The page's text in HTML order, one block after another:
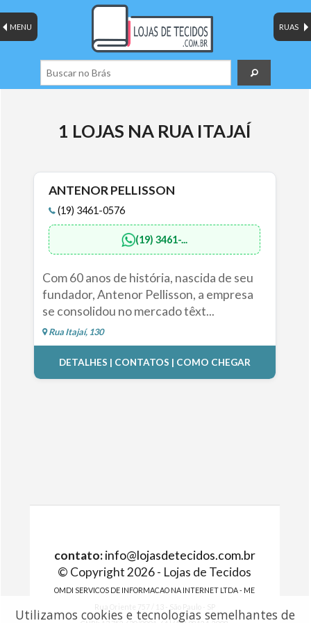
RUAS
MENU
1 LOJAS NA RUA ITAJAÍ
ANTENOR PELLISSON
(19) 3461-0576
(19) 3461-...
Com 60 anos de história, nascida de seu
fundador, Antenor Pellisson, a empresa
se consolidou no mercado têxt...
Rua Itajaí, 130
DETALHES | CONTATOS | COMO CHEGAR
contato: info@lojasdetecidos.com.br
© Copyright 2026 - Lojas de Tecidos
OMDI SERVICOS DE INFORMACAO NA INTERNET LTDA - ME
Utilizamos cookies e tecnologias semelhantes de